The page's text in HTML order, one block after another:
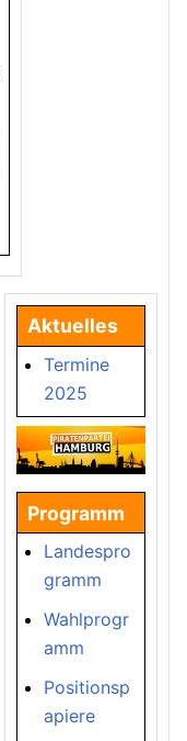
Aktuelles
Termine
2025
Programm
Landespro
gramm
Wahlprogr
amm
Positionsp
apiere